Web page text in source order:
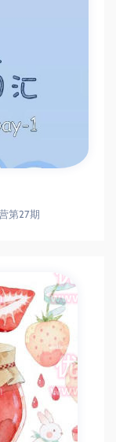
第27期